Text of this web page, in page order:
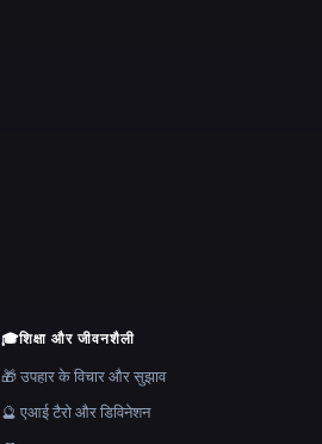
🎓शिक्षा और जीवनशैली
🎁 उपहार के विचार और सुझाव
🔮 एआई टैरो और डिविनेशन